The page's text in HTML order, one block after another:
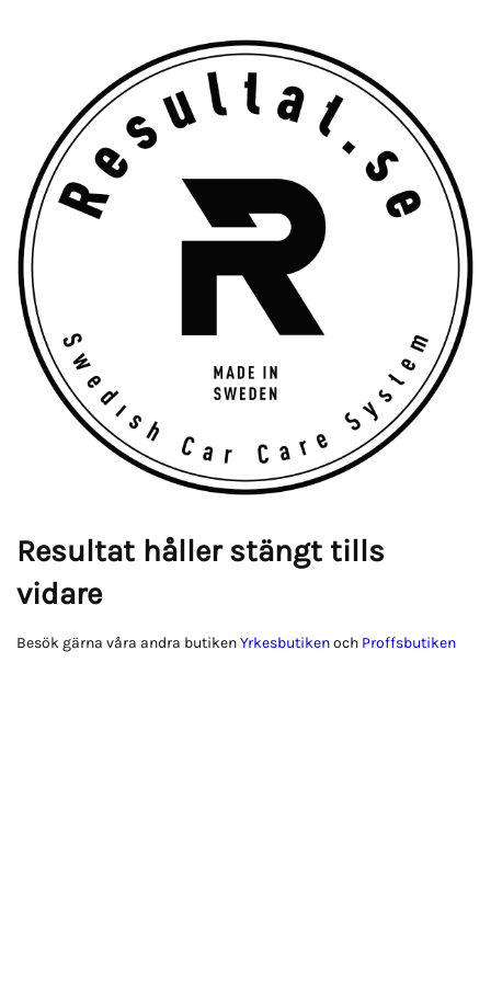
Resultat håller stängt tills
vidare
Besök gärna våra andra butikenYrkesbutikenoch Proffsbutiken